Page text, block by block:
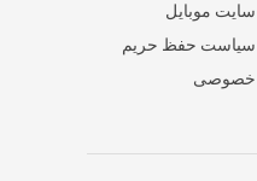
سایت موبایل
سیاست حفظ حریم
خصوصی